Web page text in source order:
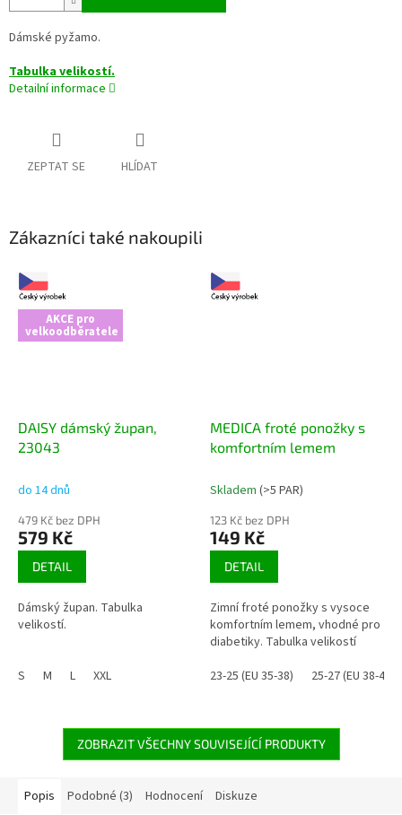
Dámské pyžamo.
Tabulka velikostí.
Detailní informace
ZEPTAT SE HLÍDAT
Zákazníci také nakoupili
AKCE pro
velkoodběratele
DAISY dámský župan,
23043
do 14 dnů
479 Kč bez DPH
579 Kč
DETAIL
Dámský župan. Tabulka
velikostí.
S M L XXL
MEDICA froté ponožky s
komfortním lemem
Skladem (>5 PAR)
123 Kč bez DPH
149 Kč
DETAIL
Zimní froté ponožky s vysoce
komfortním lemem, vhodné pro
diabetiky. Tabulka velikostí
23-25 (EU 35-38)
25-27 (EU 38-41)
ZOBRAZIT VŠECHNY SOUVISEJÍCÍ PRODUKTY
Popis Podobné (3) Hodnocení Diskuze